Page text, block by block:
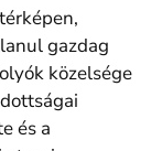
gazdag
közelsége
és a